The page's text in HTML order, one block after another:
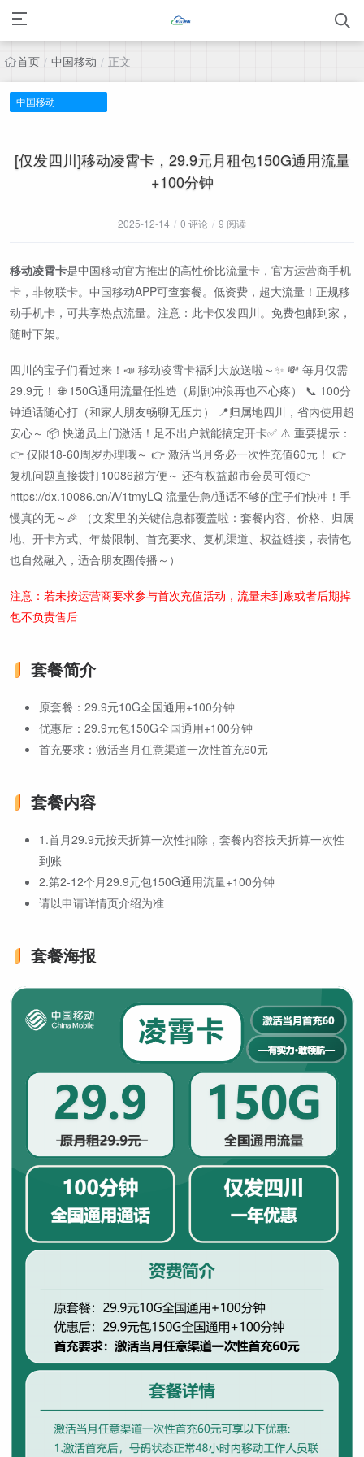
首页 / 中国移动 / 正文
中国移动
[仅发四川]移动凌霄卡，29.9元月租包150G通用流量
+100分钟
2025-12-14 / 0 评论 / 9 阅读
移动凌霄卡是中国移动官方推出的高性价比流量卡，官方运营商手机
卡，非物联卡。中国移动APP可查套餐。低资费，超大流量！正规移
动手机卡，可共享热点流量。注意：此卡仅发四川。免费包邮到家，
随时下架。
四川的宝子们看过来！📣 移动凌霄卡福利大放送啦～✨ 💸 每月仅需
29.9元！ 🌐 150G通用流量任性造（刷剧冲浪再也不心疼） 📞 100分
钟通话随心打（和家人朋友畅聊无压力） 📍归属地四川，省内使用超
安心～ 📦 快递员上门激活！足不出户就能搞定开卡✅ ⚠️ 重要提示：
👉 仅限18-60周岁办理哦～ 👉 激活当月务必一次性充值60元！ 👉
复机问题直接拨打10086超方便～ 还有权益超市会员可领👉
https://dx.10086.cn/A/1tmyLQ 流量告急/通话不够的宝子们快冲！手
慢真的无～🎉 （文案里的关键信息都覆盖啦：套餐内容、价格、归属
地、开卡方式、年龄限制、首充要求、复机渠道、权益链接，表情包
也自然融入，适合朋友圈传播～）
注意：若未按运营商要求参与首次充值活动，流量未到账或者后期掉
包不负责售后
套餐简介
原套餐：29.9元10G全国通用+100分钟
优惠后：29.9元包150G全国通用+100分钟
首充要求：激活当月任意渠道一次性首充60元
套餐内容
1.首月29.9元按天折算一次性扣除，套餐内容按天折算一次性
到账
2.第2-12个月29.9元包150G通用流量+100分钟
请以申请详情页介绍为准
套餐海报